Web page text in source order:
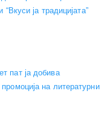
ја традицијата”
пат ја добива
на литературни